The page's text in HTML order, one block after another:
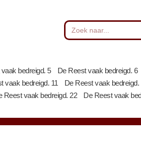
bedreigd. 5
De Reest vaak bedreigd. 6
vaak bedreigd. 11
De Reest vaak bedreigd.
Reest vaak bedreigd. 22
De Reest vaak